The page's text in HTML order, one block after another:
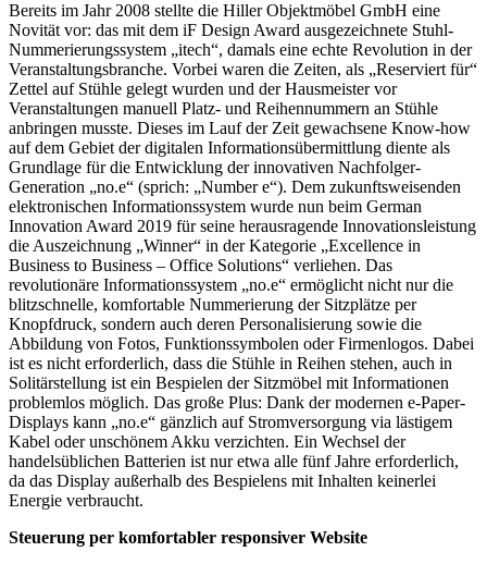
Bereits im Jahr 2008 stellte die Hiller Objektmöbel GmbH eine
Novität vor: das mit dem iF Design Award ausgezeichnete Stuhl-
Nummerierungssystem „itech“, damals eine echte Revolution in der
Veranstaltungsbranche. Vorbei waren die Zeiten, als „Reserviert für“
Zettel auf Stühle gelegt wurden und der Hausmeister vor
Veranstaltungen manuell Platz- und Reihennummern an Stühle
anbringen musste. Dieses im Lauf der Zeit gewachsene Know-how
auf dem Gebiet der digitalen Informationsübermittlung diente als
Grundlage für die Entwicklung der innovativen Nachfolger-
Generation „no.e“ (sprich: „Number e“). Dem zukunftsweisenden
elektronischen Informationssystem wurde nun beim German
Innovation Award 2019 für seine herausragende Innovationsleistung
die Auszeichnung „Winner“ in der Kategorie „Excellence in
Business to Business – Office Solutions“ verliehen. Das
revolutionäre Informationssystem „no.e“ ermöglicht nicht nur die
blitzschnelle, komfortable Nummerierung der Sitzplätze per
Knopfdruck, sondern auch deren Personalisierung sowie die
Abbildung von Fotos, Funktionssymbolen oder Firmenlogos. Dabei
ist es nicht erforderlich, dass die Stühle in Reihen stehen, auch in
Solitärstellung ist ein Bespielen der Sitzmöbel mit Informationen
problemlos möglich. Das große Plus: Dank der modernen e-Paper-
Displays kann „no.e“ gänzlich auf Stromversorgung via lästigem
Kabel oder unschönem Akku verzichten. Ein Wechsel der
handelsüblichen Batterien ist nur etwa alle fünf Jahre erforderlich,
da das Display außerhalb des Bespielens mit Inhalten keinerlei
Energie verbraucht.
Steuerung per komfortabler responsiver Website